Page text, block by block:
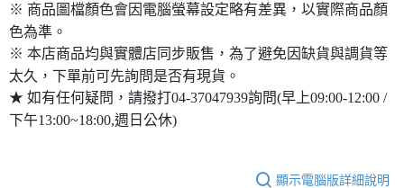
※ 商品圖檔顏色會因電腦螢幕設定略有差異，以實際商品顏
色為準。
※ 本店商品均與實體店同步販售，為了避免因缺貨與調貨等
太久，下單前可先詢問是否有現貨。
★ 如有任何疑問，請撥打04-37047939詢問(早上09:00-12:00 /
下午13:00~18:00,週日公休)
顯示電腦版詳細說明